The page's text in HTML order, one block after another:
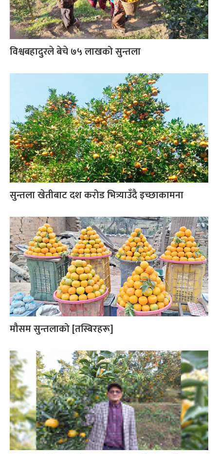
विश्वबहादुरले बेचे ७५ लाखको सुन्तला
सुन्तला खेतीबाट दश करोड भित्र्याउँदै इच्छाकामना
मौसम सुन्तलाको [तस्बिरहरू]